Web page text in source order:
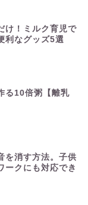
け！ミルク育児で
利なグッズ5選
る10倍粥【離乳
を消す方法。子供
ークにも対応でき